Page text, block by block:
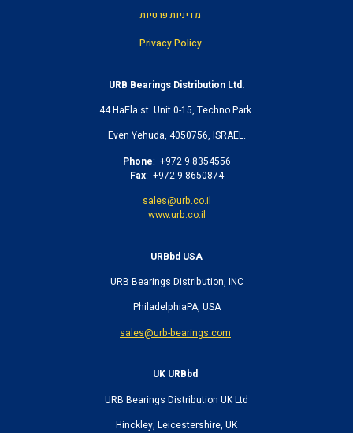
מדיניות פרטיות
Privacy Policy
URB Bearings Distribution Ltd.
44 HaEla st. Unit 0-15, Techno Park.
Even Yehuda, 4050756, ISRAEL.
Phone: +972 9 8354556
Fax: +972 9 8650874
sales@urb.co.il
www.urb.co.il
URBbd USA
URB Bearings Distribution, INC
PhiladelphiaPA, USA
sales@urb-bearings.com
URB Bearings Distribution UK Ltd
Hinckley, Leicestershire, UK